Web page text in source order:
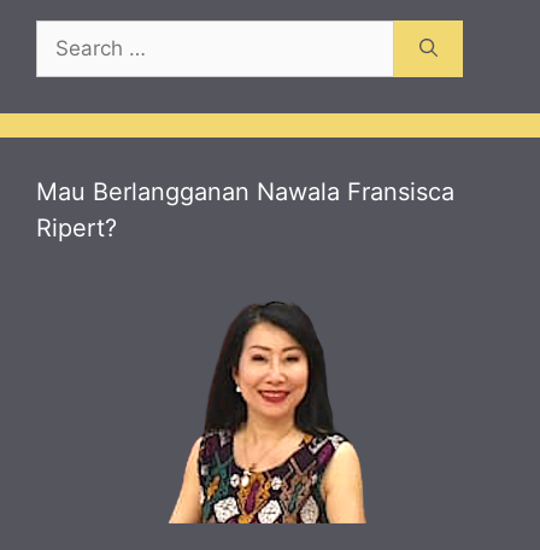
Search
for:
Mau Berlangganan Nawala Fransisca
Ripert?